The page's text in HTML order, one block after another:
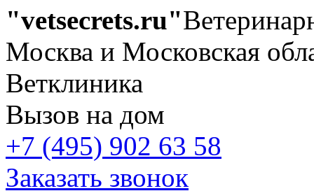
"vetsecrets.ru"
Москва и Московская
Ветклиника
Вызов на дом
+7 (495) 902 63 58
Заказать звонок